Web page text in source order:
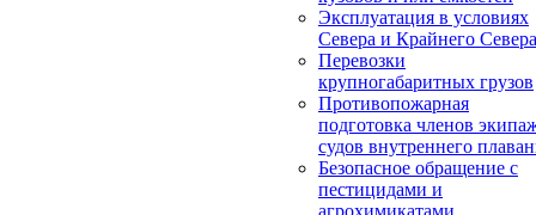
Эксплуатация в условиях
Севера и Крайнего Севера
Перевозки
крупногабаритных грузов
Противопожарная
подготовка членов
судов внутреннего
Безопасное обращение с
пестицидами и
агрохимикатами